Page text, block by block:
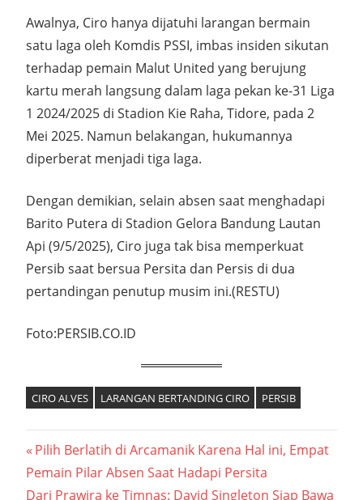
Awalnya, Ciro hanya dijatuhi larangan bermain
satu laga oleh Komdis PSSI, imbas insiden sikutan
terhadap pemain Malut United yang berujung
kartu merah langsung dalam laga pekan ke-31 Liga
1 2024/2025 di Stadion Kie Raha, Tidore, pada 2
Mei 2025. Namun belakangan, hukumannya
diperberat menjadi tiga laga.
Dengan demikian, selain absen saat menghadapi
Barito Putera di Stadion Gelora Bandung Lautan
Api (9/5/2025), Ciro juga tak bisa memperkuat
Persib saat bersua Persita dan Persis di dua
pertandingan penutup musim ini.(RESTU)
Foto:PERSIB.CO.ID
CIRO ALVES LARANGAN BERTANDING CIRO PERSIB
Navigasi
pos
Previous
Post:
Pilih Berlatih di Arcamanik Karena Hal ini, Empat
Pemain Pilar Absen Saat Hadapi Persita
Next
Dari Prawira ke Timnas: David Singleton Siap Bawa